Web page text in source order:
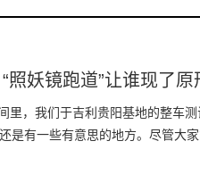
照妖镜跑道”让谁现了原
里，我们于吉利贵阳基地的整车
是有一些有意思的地方。尽管大